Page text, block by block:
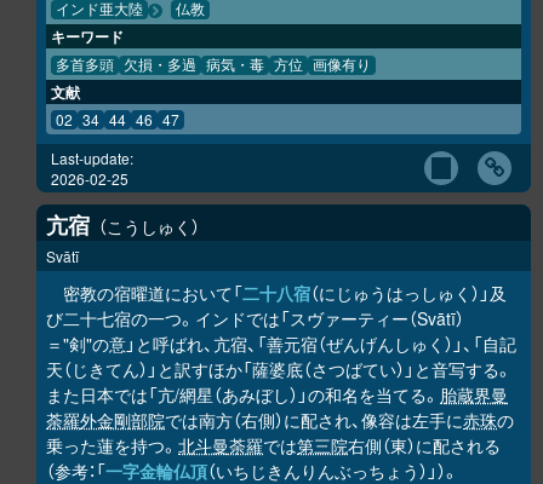
インド亜大陸 仏教
キーワード
多首多頭 欠損・多過 病気・毒 方位 画像有り
文献
02 34 44 46 47
Last-update:
2026-02-25
亢宿 こうしゅく
Svātī
密教の宿曜道において「二十八宿（にじゅうはっしゅく）」及
び二十七宿の一つ。インドでは「スヴァーティー（Svātī）
＝"剣"の意」と呼ばれ、亢宿、「善元宿（ぜんげんしゅく）」、「自記
天（じきてん）」と訳すほか「薩婆底（さつばてい）」と音写する。
また日本では「亢/網星（あみぼし）」の和名を当てる。 胎蔵界曼
荼羅外金剛部院では南方（右側）に配され、像容は左手に赤珠の
乗った蓮を持つ。 北斗曼荼羅では第三院右側（東）に配される
（参考：「一字金輪仏頂（いちじきんりんぶっちょう）」）。